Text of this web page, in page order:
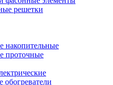
решетки
накопительные
проточные